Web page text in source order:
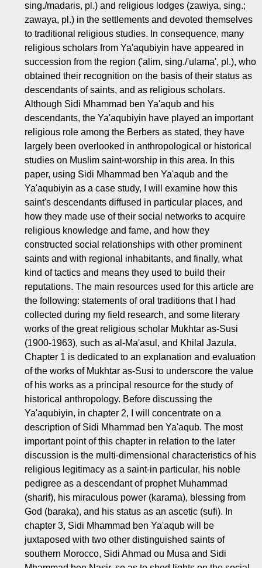
sing./madaris, pl.) and religious lodges (zawiya, sing.;
zawaya, pl.) in the settlements and devoted themselves
to traditional religious studies. In consequence, many
religious scholars from Ya'aqubiyin have appeared in
succession from the region ('alim, sing./'ulama', pl.), who
obtained their recognition on the basis of their status as
descendants of saints, and as religious scholars.
Although Sidi Mhammad ben Ya'aqub and his
descendants, the Ya'aqubiyin have played an important
religious role among the Berbers as stated, they have
largely been overlooked in anthropological or historical
studies on Muslim saint-worship in this area. In this
paper, using Sidi Mhammad ben Ya'aqub and the
Ya'aqubiyin as a case study, I will examine how this
saint's descendants diffused in particular places, and
how they made use of their social networks to acquire
religious knowledge and fame, and how they
constructed social relationships with other prominent
saints and with regional inhabitants, and finally, what
kind of tactics and means they used to build their
reputations. The main resources used for this article are
the following: statements of oral traditions that I had
collected during my field research, and some literary
works of the great religious scholar Mukhtar as-Susi
(1900-1963), such as al-Ma'asul, and Khilal Jazula.
Chapter 1 is dedicated to an explanation and evaluation
of the works of Mukhtar as-Susi to underscore the value
of his works as a principal resource for the study of
historical anthropology. Before discussing the
Ya'aqubiyin, in chapter 2, I will concentrate on a
description of Sidi Mhammad ben Ya'aqub. The most
important point of this chapter in relation to the later
discussion is the multi-dimensional characteristics of his
religious legitimacy as a saint-in particular, his noble
pedigree as a descendant of prophet Muhammad
(sharif), his miraculous power (karama), blessing from
God (baraka), and his status as an ascetic (sufi). In
chapter 3, Sidi Mhammad ben Ya'aqub will be
juxtaposed with two other distinguished saints of
southern Morocco, Sidi Ahmad ou Musa and Sidi